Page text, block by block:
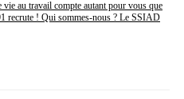
vie au travail compte autant pour vous que
recrute ! Qui sommes-nous ? Le SSIAD